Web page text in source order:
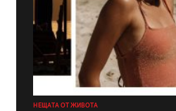
НЕЩАТА ОТ ЖИВОТА